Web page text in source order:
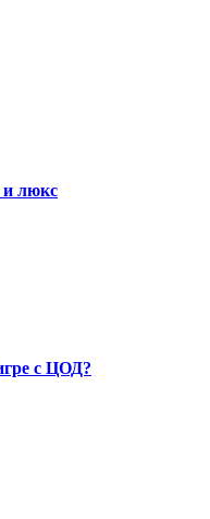
и люкс
с ЦОД?